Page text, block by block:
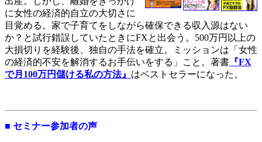
に女性の経済的自立の大切さに
目覚める。家で子育てをしながら確保できる収入源はない
か？と試行錯誤していたときにFXと出会う。500万円以上の
大損切りを経験後、独自の手法を確立。ミッションは「女性
の経済的不安を解消するお手伝いをする」こと。著書 『FX
で月100万円儲ける私の方法』 はベストセラーになった。
■ セミナー参加者の声